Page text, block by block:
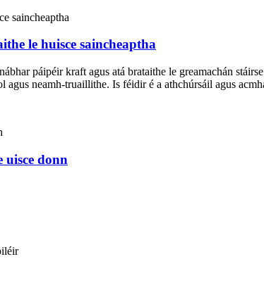
le huisce saincheaptha
páipéir kraft agus atá brataithe le greamachán
agus neamh-truaillithe. Is féidir é a athchúrsáil agus
donn